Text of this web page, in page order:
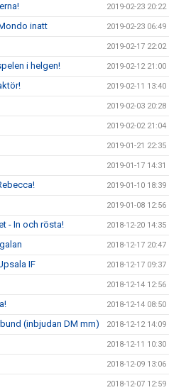
2019-02-23 20:22
inatt 2019-02-23 06:49
2019-02-17 22:02
i helgen! 2019-02-12 21:00
2019-02-11 13:40
2019-02-03 20:28
2019-02-02 21:04
2019-01-21 22:35
2019-01-17 14:31
2019-01-10 18:39
2019-01-08 12:56
- In och rösta! 2018-12-20 14:35
2018-12-17 20:47
IF 2018-12-17 09:37
2018-12-14 12:56
2018-12-14 08:50
(inbjudan DM mm) 2018-12-12 14:09
2018-12-11 10:30
2018-12-09 13:06
2018-12-07 12:59